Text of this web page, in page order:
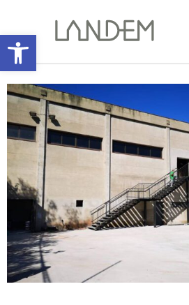
Abrir barra de herramientas